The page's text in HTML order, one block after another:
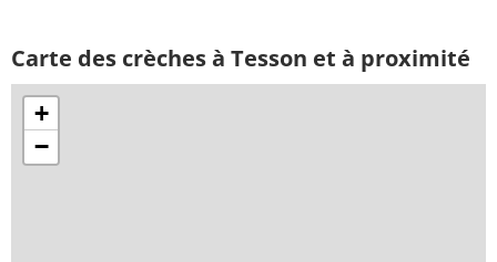
Carte des crèches à Tesson et à proximité
+
−